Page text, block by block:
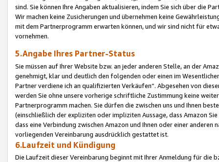
sind. Sie können Ihre Angaben aktualisieren, indem Sie sich über die
Wir machen keine Zusicherungen und übernehmen keine
mit dem Partnerprogramm erwarten können, und wir sind nicht für
vornehmen.
5.Angabe Ihres Partner-Status
Sie müssen auf Ihrer Website bzw. an jeder anderen Stelle, an der
genehmigt, klar und deutlich den folgenden oder einen im
Partner verdiene ich an qualifizierten Verkäufen“. Abgesehen von
werden Sie ohne unsere vorherige schriftliche Zustimmung keine
Partnerprogramm machen. Sie dürfen die zwischen uns und Ihnen
(einschließlich der expliziten oder impliziten Aussage, dass Amazon
dass eine Verbindung zwischen Amazon und Ihnen oder einer
vorliegenden Vereinbarung ausdrücklich gestattet ist.
6.Laufzeit und Kündigung
Die Laufzeit dieser Vereinbarung beginnt mit Ihrer Anmeldung für die